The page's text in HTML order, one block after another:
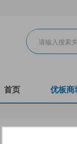
首页 优板商